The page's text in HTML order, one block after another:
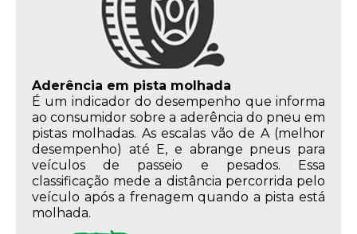
Aderência em pista molhada
É um indicador do desempenho que informa
ao consumidor sobre a aderência do pneu em
pistas molhadas. As escalas vão de A (melhor
desempenho) até E, e abrange pneus para
veículos de passeio e pesados. Essa
classificação mede a distância percorrida pelo
veículo após a frenagem quando a pista está
molhada.